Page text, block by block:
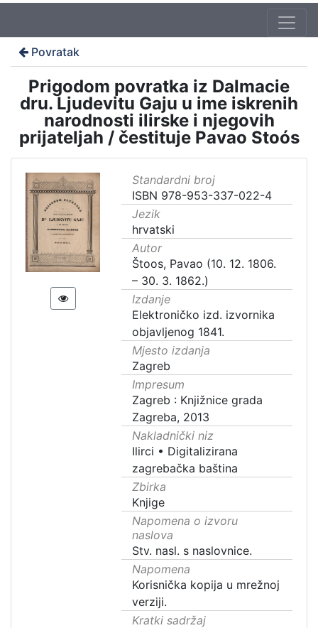
Povratak
Prigodom povratka iz Dalmacie
dru. Ljudevitu Gaju u ime iskrenih
narodnosti ilirske i njegovih
prijateljah / čestituje Pavao Stoós
Standardni broj
ISBN 978-953-337-022-4
Jezik
hrvatski
Autor
Štoos, Pavao (10. 12. 1806.
– 30. 3. 1862.)
Izdanje
Elektroničko izd. izvornika
objavljenog 1841.
Mjesto izdanja
Zagreb
Impresum
Zagreb : Knjižnice grada
Zagreba, 2013
Nakladnički niz
Ilirci • Digitalizirana
zagrebačka baština
Zbirka
Knjige
Napomena o izvoru
naslova
Stv. nasl. s naslovnice.
Napomena
Korisnička kopija u mrežnoj
verziji.
Kratki sadržaj